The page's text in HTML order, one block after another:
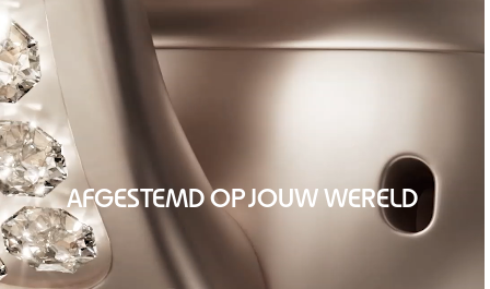
AFGESTEMD OP JOUW WERELD